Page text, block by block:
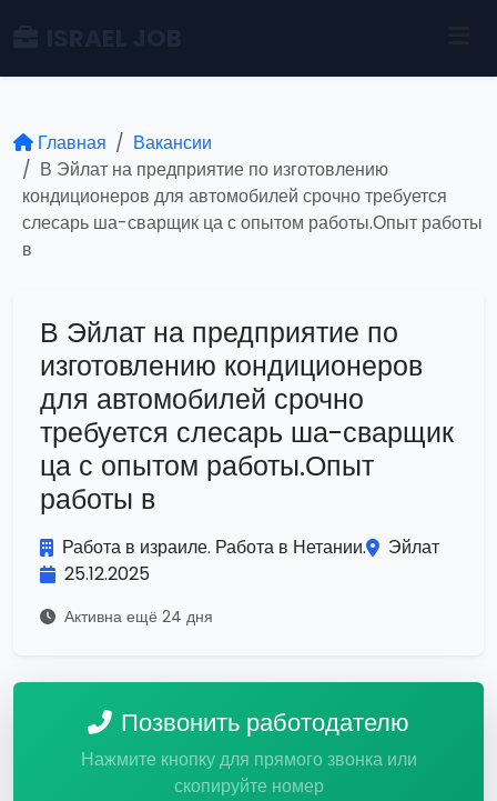
Главная
Вакансии
В Эйлат на предприятие по изготовлению
кондиционеров для автомобилей срочно требуется
слесарь ша-сварщик ца с опытом работы.Опыт работы
в
В Эйлат на предприятие по
изготовлению кондиционеров
для автомобилей срочно
требуется слесарь ша-сварщик
ца с опытом работы.Опыт
работы в
Работа в израиле. Работа в Нетании.
Эйлат
25.12.2025
Активна ещё 24 дня
Позвонить работодателю
Нажмите кнопку для прямого звонка или
скопируйте номер